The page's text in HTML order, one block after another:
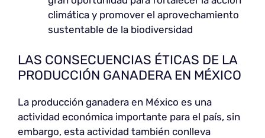
climática y promover el aprovechamiento
sustentable de la biodiversidad
LAS CONSECUENCIAS ÉTICAS DE LA
PRODUCCIÓN GANADERA EN MÉXICO
La producción ganadera en México es una
actividad económica importante para el país, sin
embargo, esta actividad también conlleva